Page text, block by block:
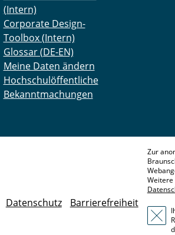
(Intern)
Corporate Design-
Toolbox (Intern)
Glossar (DE-EN)
Meine Daten ändern
Hochschulöffentliche
Bekanntmachungen
Datenschutz Barrierefreiheit
Zur